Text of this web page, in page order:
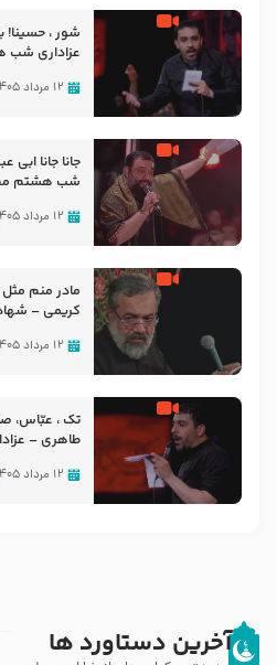
شور ، حسینا!
عزاداری شب
۱۲ مرداد ۱۴۰۵
جانا جانا ابی
۱۲ مرداد ۱۴۰۵
مادر منم
کریمی –
۱۲ مرداد ۱۴۰۵
تک ، عبّاس،
طاهری –
۱۲ مرداد ۱۴۰۵
آخرین دستاورد ها